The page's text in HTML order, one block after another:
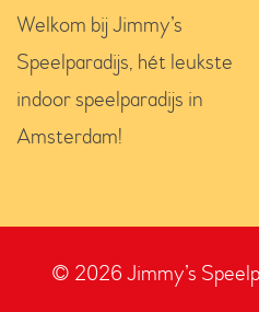
Welkom bij Jimmy’s
Speelparadijs, hét leukste
indoor speelparadijs in
Amsterdam!
© 2026 Jimmy’s